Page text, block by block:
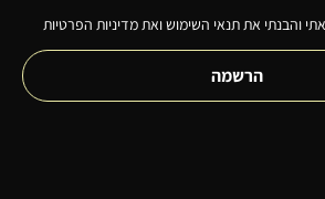
והבנתי את תנאי השימוש ואת מדיניות הפרטיות
הרשמה